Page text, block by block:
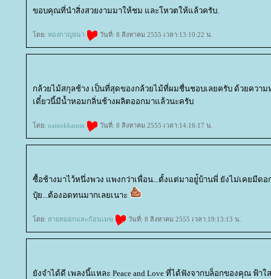
ขอบคุณที่นำสิ่งสวยงามมาให้ชม และโหวตให้แล้วครับ.
ดย: ทองกาญจนา วันที่: 8 สิงหาคม 2555 เวลา:13:10:22 น.
กล้วยไม้สกุลช้าง เป็นที่สุดของกล้วยไม้ที่ผมชื่นชอบเลยครับ ด้วยความ
เดี๋ยวนี้มีน้ำหอมกลิ่นช้างผลิตออกมาแล้วนะครับ
ดย: nainokkamin วันที่: 8 สิงหาคม 2555 เวลา:14:16:17 น.
ซื้อช้างมาไว้หนึ่งพวง แพงกว่าเพื่อน...ตั้งแต่มาอยู่้บ้านพี่ ยังไม่เคยมีดอ
ปุ๋ย...ต้องอดทนมากเลยเนาะ
ดย: สายหมอกและก้อนเมฆ วันที่: 8 สิงหาคม 2555 เวลา:19:13:13 น.
งจำได้ดี เพลงนี้แหละ Peace and Love ที่ได้ฟังจากบล็อกของคุณ ฟ้า